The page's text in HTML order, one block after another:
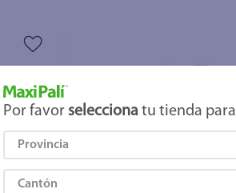
Por favor selecciona tu tienda para
Provincia
Cantón